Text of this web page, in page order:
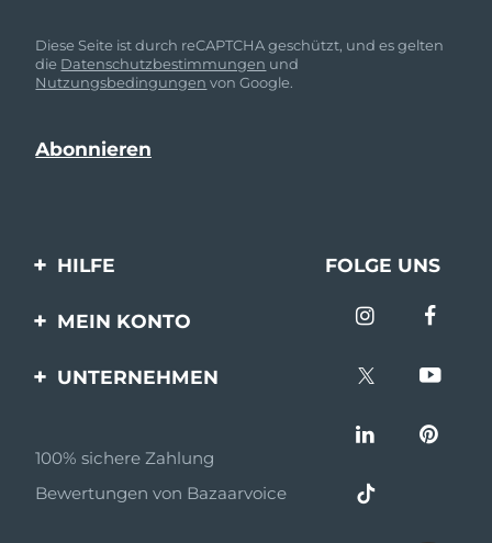
Diese Seite ist durch reCAPTCHA geschützt, und es gelten
die Datenschutzbestimmungen und
Nutzungsbedingungen von Google.
HILFE
Kontaktiere uns
FOLGE UNS
MEIN KONTO
UNTERNEHMEN
Partnerprogramm
Partner Nachrichten
100% sichere Zahlung
Bewertungen von Bazaarvoice